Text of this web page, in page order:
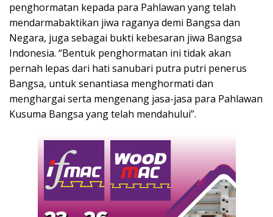
penghormatan kepada para Pahlawan yang telah
mendarmabaktikan jiwa raganya demi Bangsa dan
Negara, juga sebagai bukti kebesaran jiwa Bangsa
Indonesia. “Bentuk penghormatan ini tidak akan
pernah lepas dari hati sanubari putra putri penerus
Bangsa, untuk senantiasa menghormati dan
menghargai serta mengenang jasa-jasa para Pahlawan
Kusuma Bangsa yang telah mendahului”.